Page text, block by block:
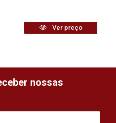
Ver preço
nossas